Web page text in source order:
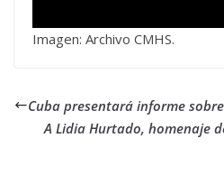
Imagen: Archivo CMHS.
Cuba presentará informe
A Lidia Hurtado, homenaje